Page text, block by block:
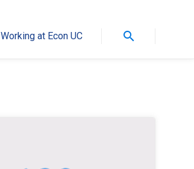
Working at Econ UC search